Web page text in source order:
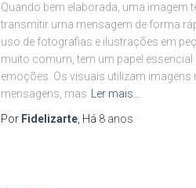
Quando bem elaborada, uma imagem
transmitir uma mensagem de forma
uso de fotografias e ilustrações em
muito comum, tem um papel
emoções. Os visuais utilizam imagens
mensagens, mas
Ler mais…
Por Fidelizarte , Há 8 anos